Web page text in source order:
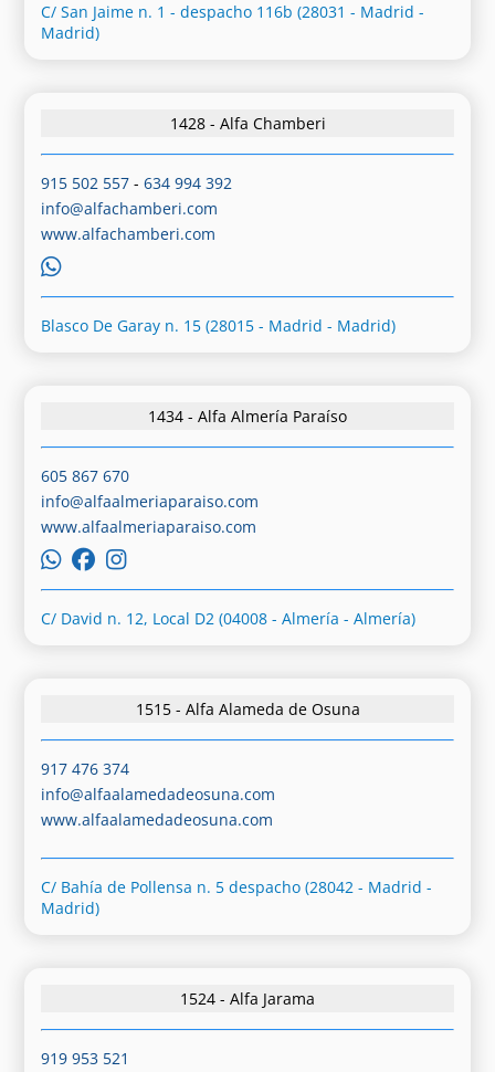
C/ San Jaime n. 1 - despacho 116b (28031 - Madrid -
Madrid)
1428 - Alfa Chamberi
915 502 557 -634 994 392
info@alfachamberi.com
www.alfachamberi.com
Blasco De Garay n. 15 (28015 - Madrid - Madrid)
1434 - Alfa Almería Paraíso
605 867 670
info@alfaalmeriaparaiso.com
www.alfaalmeriaparaiso.com
C/ David n. 12, Local D2 (04008 - Almería - Almería)
1515 - Alfa Alameda de Osuna
917 476 374
info@alfaalamedadeosuna.com
www.alfaalamedadeosuna.com
C/ Bahía de Pollensa n. 5 despacho (28042 - Madrid -
Madrid)
1524 - Alfa Jarama
919 953 521